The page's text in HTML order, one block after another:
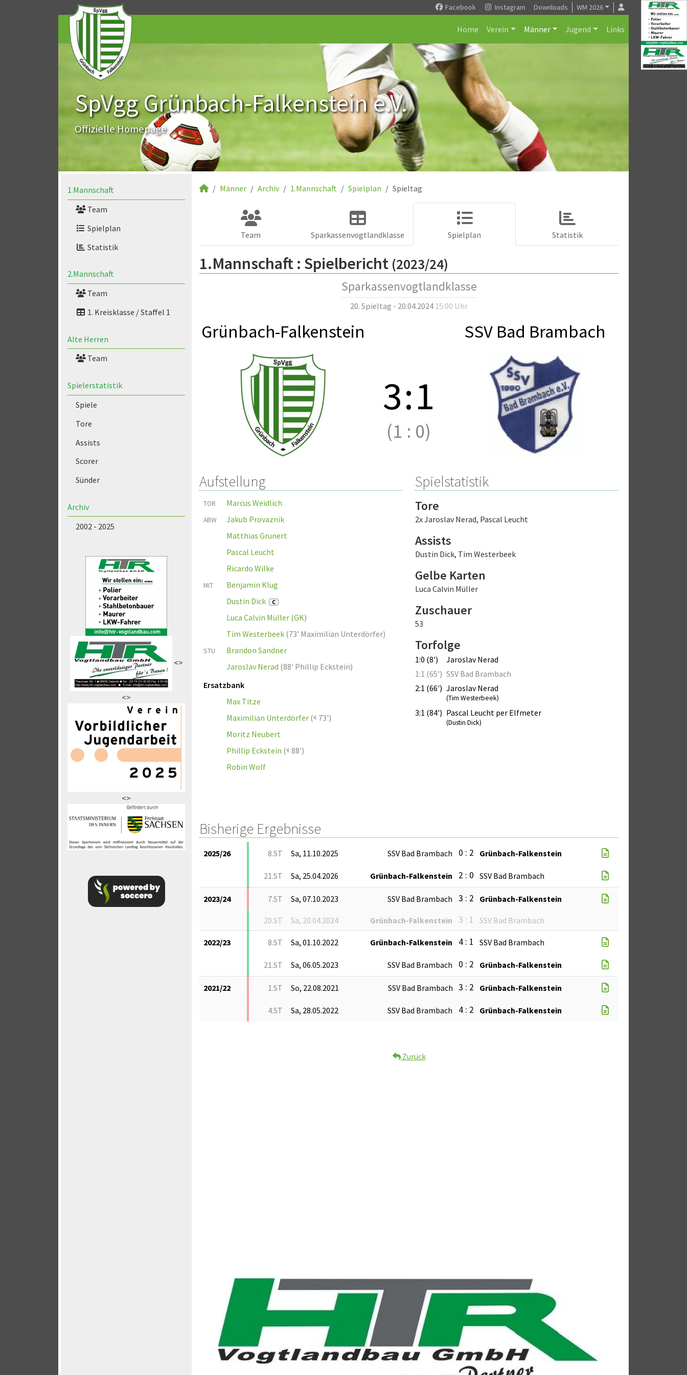
Facebook Instagram Downloads WM 2026
Home Verein Männer Jugend Links
SpVgg Grünbach-Falkenstein e.V.
Offizielle Homepage
1.Mannschaft
Team
Spielplan
Statistik
2.Mannschaft
Team
1. Kreisklasse / Staffel 1
Alte Herren
Team
Spielerstatistik
Spiele
Tore
Assists
Scorer
Sünder
Archiv
2002 - 2025
<>
<>
<>
Männer Archiv 1.Mannschaft Spielplan Spieltag
Team Sparkassenvogtlandklasse Spielplan Statistik
1.Mannschaft : Spielbericht (2023/24)
Sparkassenvogtlandklasse
20. Spieltag - 20.04.2024 15:00 Uhr
Grünbach-Falkenstein SSV Bad Brambach
3:1
(1 : 0)
Aufstellung
TOR Marcus Weidlich
ABW
Jakub Provaznik
Matthias Grunert
Pascal Leucht
Ricardo Wilke
MIT
Benjamin Klug
Dustin Dick
C
Luca Calvin Müller (GK)
Tim Westerbeek (73' Maximilian Unterdörfer)
STU
Brandon Sandner
Jaroslav Nerad (88' Phillip Eckstein)
Ersatzbank
Max Titze
Maximilian Unterdörfer ( 73')
Moritz Neubert
Phillip Eckstein ( 88')
Robin Wolf
Spielstatistik
Tore
2x Jaroslav Nerad, Pascal Leucht
Assists
Dustin Dick, Tim Westerbeek
Gelbe Karten
Luca Calvin Müller
Zuschauer
53
Torfolge
1:0 (8')
Jaroslav Nerad
1:1 (65') SSV Bad Brambach
2:1 (66') Jaroslav Nerad
(Tim Westerbeek)
3:1 (84') Pascal Leucht per Elfmeter
(Dustin Dick)
Bisherige Ergebnisse
2025/26 8.ST Sa, 11.10.2025 SSV Bad Brambach 0 : 2 Grünbach-Falkenstein
21.ST Sa, 25.04.2026 Grünbach-Falkenstein 2 : 0 SSV Bad Brambach
2023/24 7.ST Sa, 07.10.2023 SSV Bad Brambach 3 : 2 Grünbach-Falkenstein
20.ST Sa, 20.04.2024 Grünbach-Falkenstein 3 : 1 SSV Bad Brambach
2022/23 8.ST Sa, 01.10.2022 Grünbach-Falkenstein 4 : 1 SSV Bad Brambach
21.ST Sa, 06.05.2023 SSV Bad Brambach 0 : 2 Grünbach-Falkenstein
2021/22 1.ST So, 22.08.2021 SSV Bad Brambach 3 : 2 Grünbach-Falkenstein
4.ST Sa, 28.05.2022 SSV Bad Brambach 4 : 2 Grünbach-Falkenstein
Zurück